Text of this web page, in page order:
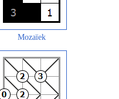
Mozaïek